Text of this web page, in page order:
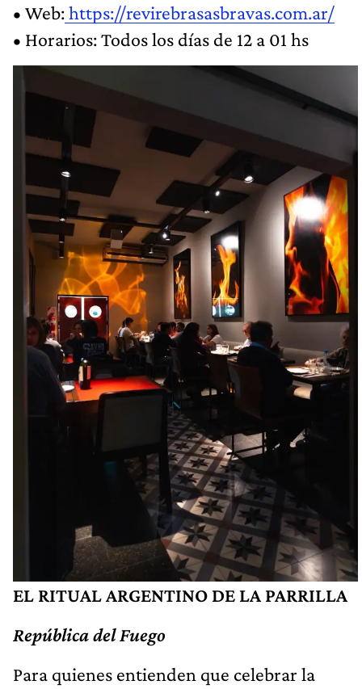
• Web:https://revirebrasasbravas.com.ar/
• Horarios: Todos los días de 12 a 01 hs
EL RITUAL ARGENTINO DE LA PARRILLA
República del Fuego
Para quienes entienden que celebrar la